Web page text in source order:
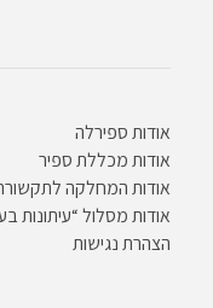
אודות ספירלה
אודות מכללת ספיר
אודות המחלקה
אודות מסלול “עיתונות
הצהרת נגישות